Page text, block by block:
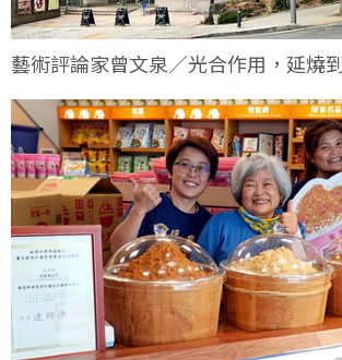
藝術評論家曾文泉／光合作用，延燒